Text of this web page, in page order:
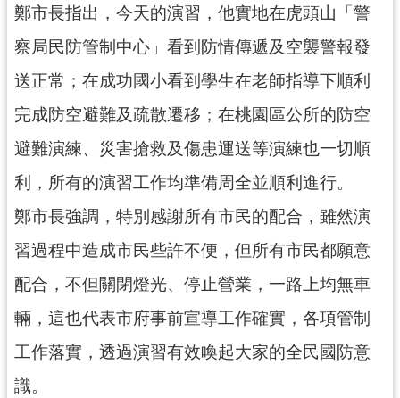
信
常
見
問
園
市
府
入
口
網
隱
私
鄭市長指出，今天的演習，他實地在虎頭山「警
察局民防管制中心」看到防情傳遞及空襲警報發
送正常；在成功國小看到學生在老師指導下順利
完成防空避難及疏散遷移；在桃園區公所的防空
避難演練、災害搶救及傷患運送等演練也一切順
利，所有的演習工作均準備周全並順利進行。
鄭市長強調，特別感謝所有市民的配合，雖然演
習過程中造成市民些許不便，但所有市民都願意
配合，不但關閉燈光、停止營業，一路上均無車
輛，這也代表市府事前宣導工作確實，各項管制
工作落實，透過演習有效喚起大家的全民國防意
識。